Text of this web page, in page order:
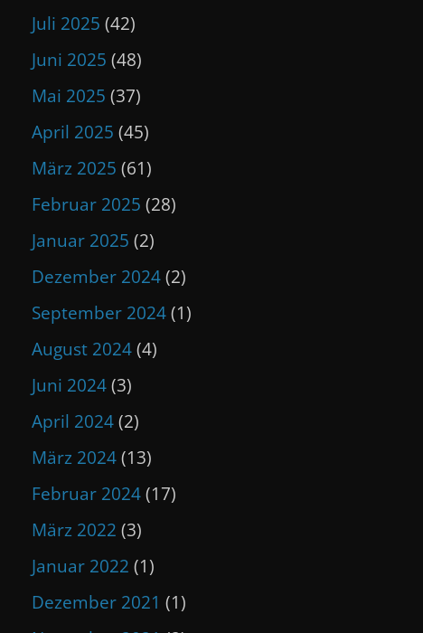
Juli 2025 (42)
Juni 2025 (48)
Mai 2025 (37)
April 2025 (45)
März 2025 (61)
Februar 2025 (28)
Januar 2025 (2)
Dezember 2024(2)
September 2024(1)
August 2024(4)
Juni 2024(3)
April 2024(2)
März 2024(13)
Februar 2024(17)
März 2022 (3)
Januar 2022 (1)
Dezember 2021 (1)